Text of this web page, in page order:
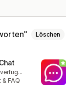
Löschen
Kostenloser Plan verfügbar
FAQ